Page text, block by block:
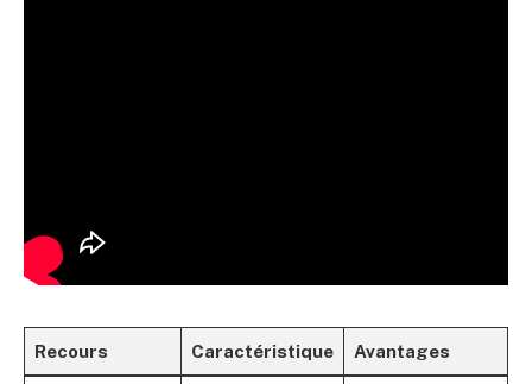
Recours Caractéristique Avantages